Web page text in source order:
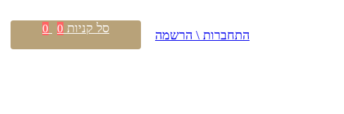
התחברות \ הרשמה סל קניות 0
0